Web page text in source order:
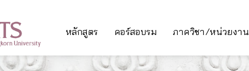
หลักสูตร คอร์สอบรม ภาควิชา/หน่วยงาน